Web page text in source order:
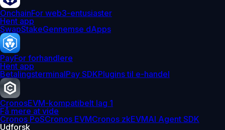
OnchainFor web3-entusiaster
Hent app
SwapStakeGennemse dApps
PayFor forhandlere
Hent app
BetalingsterminalPay SDKPlugins til e-handel
CronosEVM-kompatibelt lag 1
Få mere at vide
Cronos PoSCronos EVMCronos zkEVMAI Agent SDK
Udforsk